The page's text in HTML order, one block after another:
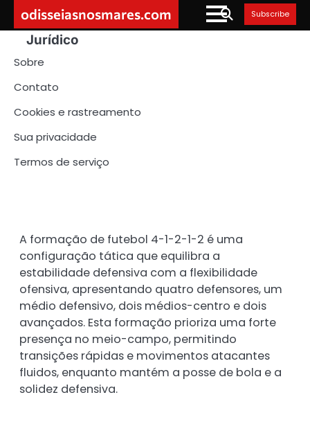
content
odisseiasnosmares.com Subscribe
Jurídico
Sobre
Contato
Cookies e rastreamento
Sua privacidade
Termos de serviço
A formação de futebol 4-1-2-1-2 é uma
configuração tática que equilibra a
estabilidade defensiva com a flexibilidade
ofensiva, apresentando quatro defensores, um
médio defensivo, dois médios-centro e dois
avançados. Esta formação prioriza uma forte
presença no meio-campo, permitindo
transições rápidas e movimentos atacantes
fluidos, enquanto mantém a posse de bola e a
solidez defensiva.